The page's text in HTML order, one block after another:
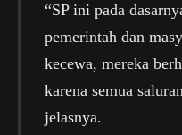
“SP ini pada
pemerintah dan
kecewa, mereka
karena semua
jelasnya.